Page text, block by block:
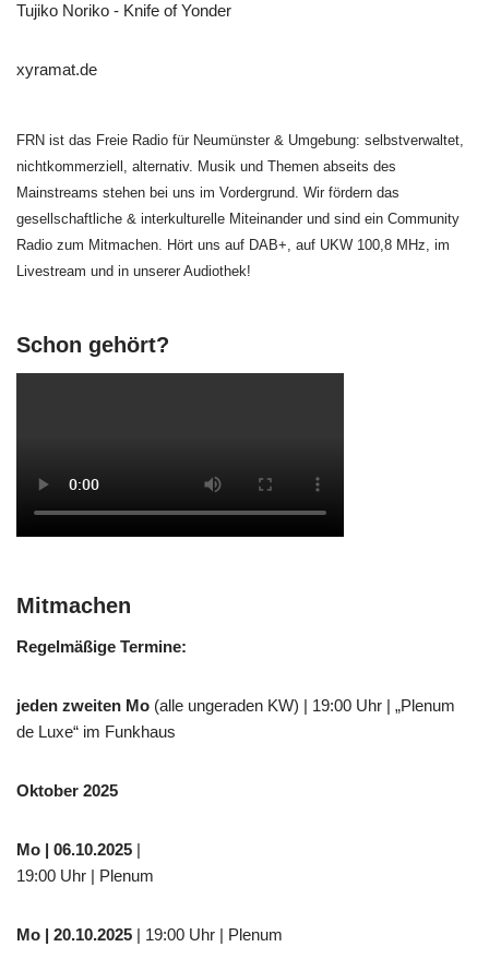
Tujiko Noriko - Knife of Yonder
xyramat.de
FRN ist das Freie Radio für Neumünster & Umgebung: selbstverwaltet,
nichtkommerziell, alternativ. Musik und Themen abseits des
Mainstreams stehen bei uns im Vordergrund. Wir fördern das
gesellschaftliche & interkulturelle Miteinander und sind ein Community
Radio zum Mitmachen. Hört uns auf DAB+, auf UKW 100,8 MHz, im
Livestream und in unserer Audiothek!
Schon gehört?
Mitmachen
Regelmäßige Termine:
jeden zweiten Mo (alle ungeraden KW) | 19:00 Uhr | „Plenum
de Luxe“ im Funkhaus
Oktober 2025
Mo | 06.10.2025 |
19:00 Uhr | Plenum
Mo | 20.10.2025 | 19:00 Uhr | Plenum